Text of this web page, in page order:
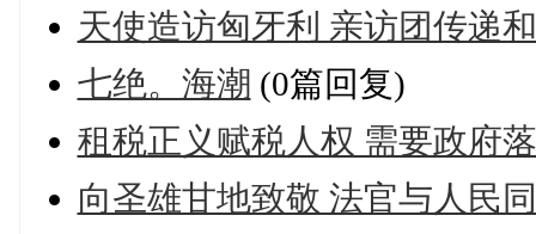
天使造访匈牙利 亲访团传递
七绝。海潮 (0篇回复)
租税正义赋税人权 需要政府
向圣雄甘地致敬 法官与人民